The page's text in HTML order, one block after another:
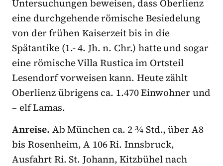
Untersuchungen beweisen, dass Oberlienz
eine durchgehende römische Besiedelung
von der frühen Kaiserzeit bis in die
Spätantike (1.- 4. Jh. n. Chr.) hatte und sogar
eine römische Villa Rustica im Ortsteil
Lesendorf vorweisen kann. Heute zählt
Oberlienz übrigens ca. 1.470 Einwohner und
– elf Lamas.
Anreise. Ab München ca. 2 ¾ Std., über A8
bis Rosenheim, A 106 Ri. Innsbruck,
Ausfahrt Ri. St. Johann, Kitzbühel nach